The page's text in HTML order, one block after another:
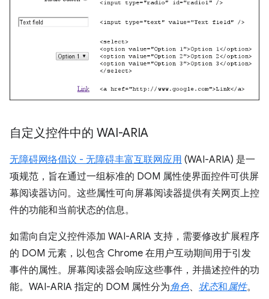
自定义控件中的 WAI-ARIA
无障碍网络倡议 - 无障碍丰富互联网应用 (WAI-ARIA) 是一
项规范，旨在通过一组标准的 DOM 属性使界面控件可供屏
幕阅读器访问。这些属性可向屏幕阅读器提供有关网页上控
件的功能和当前状态的信息。
如需向自定义控件添加 WAI-ARIA 支持，需要修改扩展程序
的 DOM 元素，以包含 Chrome 在用户互动期间用于引发
事件的属性。屏幕阅读器会响应这些事件，并描述控件的功
能。WAI-ARIA 指定的 DOM 属性分为角色、 状态和属性。